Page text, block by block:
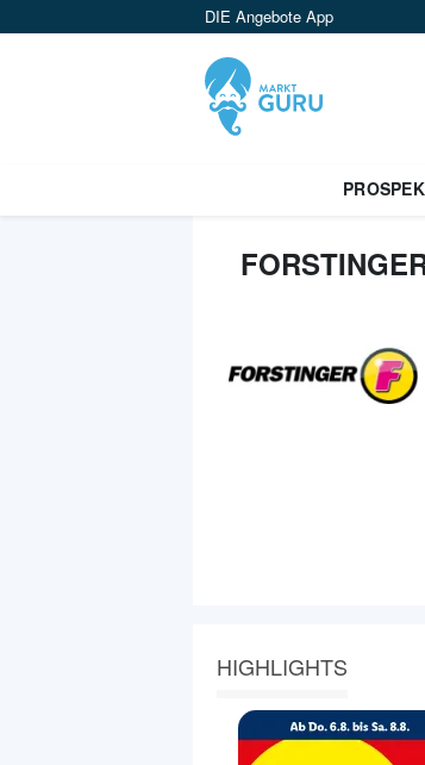
DIE Angebote App
HIGHLIGHTS